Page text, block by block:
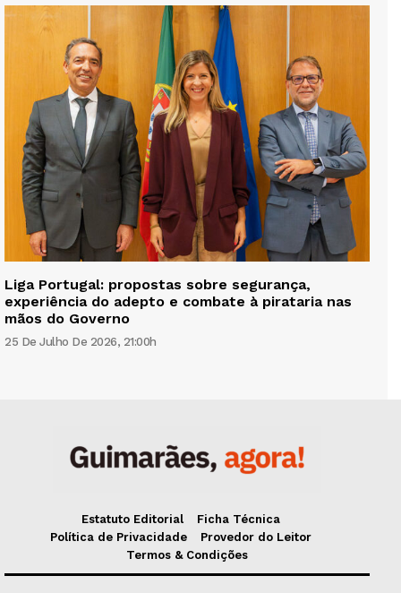
Liga Portugal: propostas sobre segurança,
experiência do adepto e combate à pirataria nas
mãos do Governo
25 De Julho De 2026, 21:00h
Estatuto Editorial
Ficha Técnica
Política de Privacidade
Provedor do Leitor
Termos & Condições